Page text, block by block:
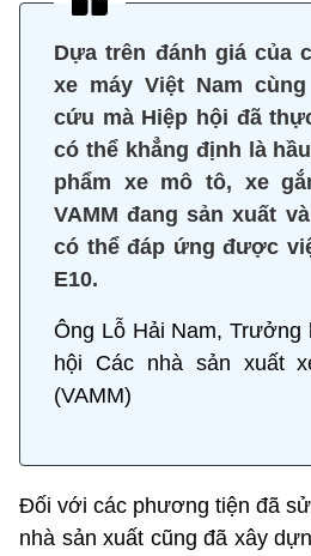
Dựa trên đánh giá của
xe máy Việt Nam
cứu mà Hiệp hội đã
có thể khẳng định là
phẩm xe mô tô, xe
VAMM đang sản xuất
có thể đáp ứng được
E10.
Ông Lỗ Hải Nam, Trưởng
hội Các nhà sản xuất
(VAMM)
Đối với các phương tiện đã
nhà sản xuất cũng đã xây